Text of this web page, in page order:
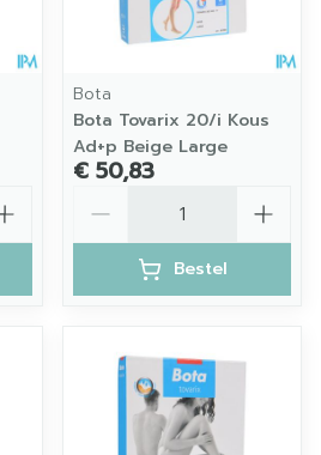
Bota
Bota Tovarix 20/i Kous
Ad+p Beige Large
€ 50,83
Bestel